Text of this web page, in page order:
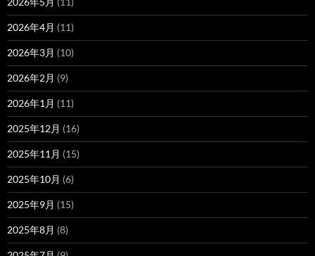
2026年4月 (11)
2026年3月 (10)
2026年2月 (9)
2026年1月 (11)
2025年12月 (16)
2025年11月 (15)
2025年10月 (6)
2025年9月 (15)
2025年8月 (8)